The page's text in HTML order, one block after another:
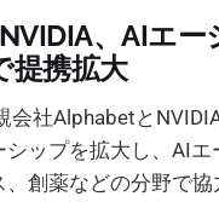
、AIエー
提携拡大
会社Alphabetと
シップを拡大し、AIエ
、創薬などの分野で協